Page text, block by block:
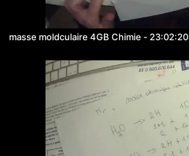
masse moldculaire 4GB Chimie -